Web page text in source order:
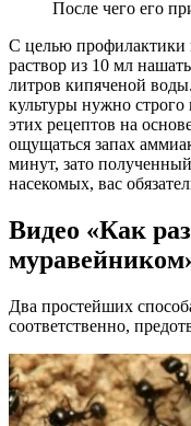
После чего его
С целью профилактики
раствор из 10 мл
литров кипяченой
культуры нужно строго
этих рецептов на
ощущаться запах
минут, зато
насекомых, вас
Видео «Как
Два простейших
соответственно,